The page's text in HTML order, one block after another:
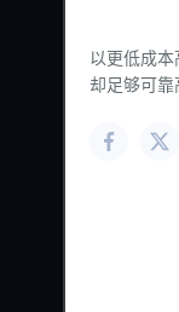
以更低成本
却足够可靠